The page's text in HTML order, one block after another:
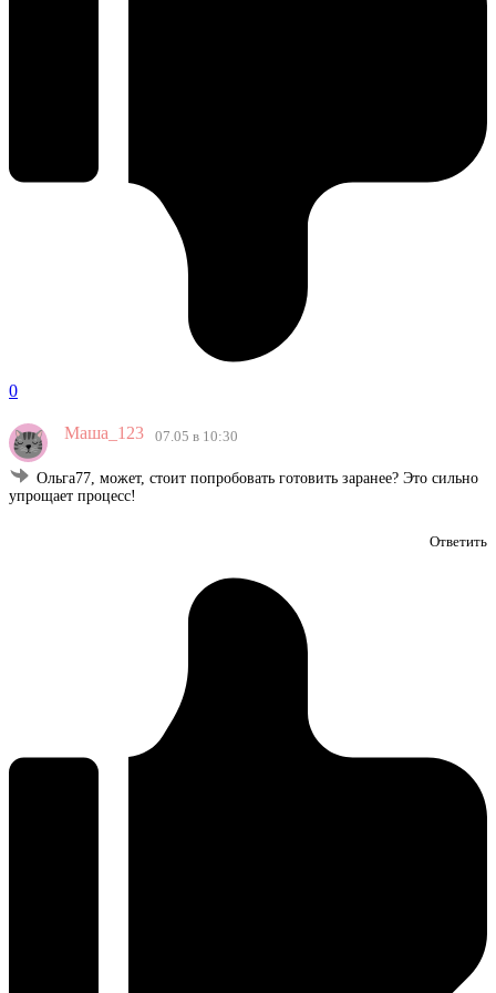
0
Маша_123 07.05 в 10:30
Ольга77, может, стоит попробовать готовить заранее? Это сильно
упрощает процесс!
Ответить